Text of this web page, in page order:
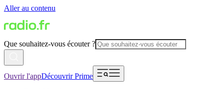
Aller au contenu
Que souhaitez-vous écouter ?
Ouvrir l'appDécouvrir Prime